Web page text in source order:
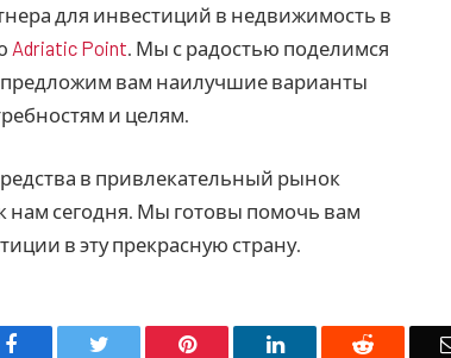
для инвестиций в недвижимость в
Adriatic Point . Мы с радостью поделимся
вам наилучшие варианты
и целям.
в привлекательный рынок
нам сегодня. Мы готовы помочь вам
в эту прекрасную страну.
Facebook Twitter Pinterest LinkedIn Reddit